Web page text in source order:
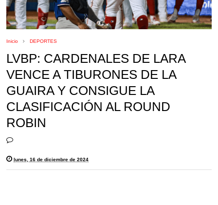
Inicio DEPORTES
LVBP: CARDENALES DE LARA
VENCE A TIBURONES DE LA
GUAIRA Y CONSIGUE LA
CLASIFICACIÓN AL ROUND
ROBIN
lunes, 16 de diciembre de 2024